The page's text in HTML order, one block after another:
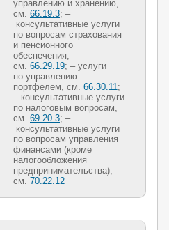
управлению и хранению,
см. 66.19.3; –
консультативные услуги
по вопросам страхования
и пенсионного
обеспечения,
см. 66.29.19; – услуги
по управлению
портфелем, см. 66.30.11 ;
– консультативные услуги
по налоговым вопросам,
см. 69.20.3; –
консультативные услуги
по вопросам управления
финансами (кроме
налогообложения
предпринимательства),
см. 70.22.12